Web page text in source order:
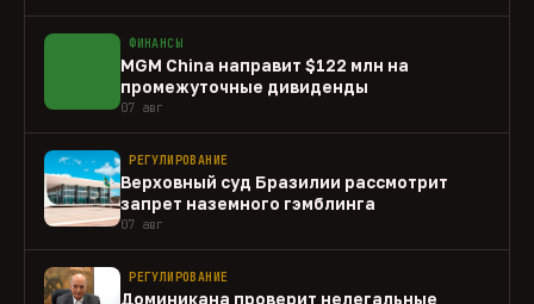
ФИНАНСЫ
MGM China направит $122 млн на
промежуточные дивиденды
07 авг
РЕГУЛИРОВАНИЕ
Верховный суд Бразилии рассмотрит
запрет наземного гэмблинга
07 авг
РЕГУЛИРОВАНИЕ
Доминикана проверит нелегальные